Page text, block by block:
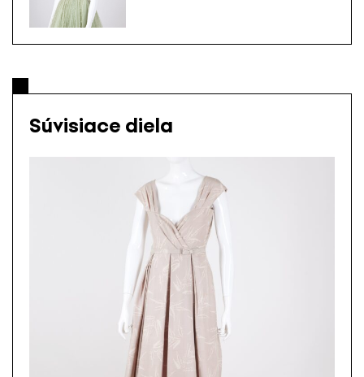
Súvisiace diela